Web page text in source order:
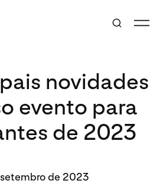
novidades
evento para
de 2023
de 2023